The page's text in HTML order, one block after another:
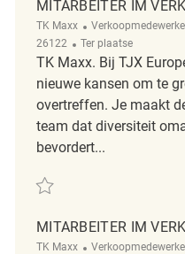
MITARBEITER IM
TK Maxx Categorie
26122
Afgelegen
Ter plaatse
TK Maxx. Bij TJX
nieuwe kansen om te
overtreffen. Je maakt
team dat diversiteit
bevordert...
Redden Mitarbeiter im
MITARBEITER IM
TK Maxx Categorie